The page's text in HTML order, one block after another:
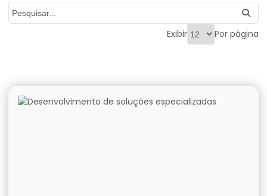
Exibir Por página